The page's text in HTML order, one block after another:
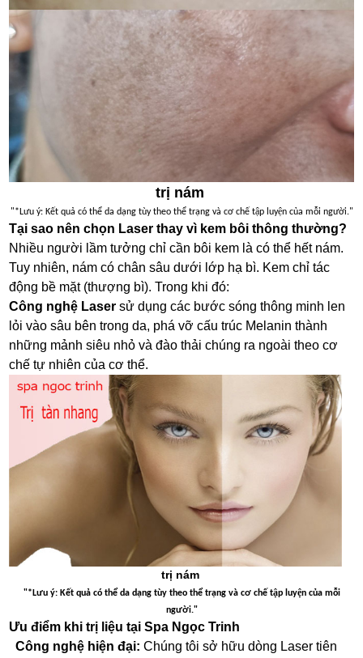
trị nám
"*Lưu ý: Kết quả có thể da dạng tùy theo thể trạng và cơ chế tập luyện của mỗi người."
Tại sao nên chọn Laser thay vì kem bôi thông thường?
Nhiều người lầm tưởng chỉ cần bôi kem là có thể hết nám.
Tuy nhiên, nám có chân sâu dưới lớp hạ bì. Kem chỉ tác
động bề mặt (thượng bì). Trong khi đó:
Công nghệ Laser sử dụng các bước sóng thông minh len
lỏi vào sâu bên trong da, phá vỡ cấu trúc Melanin thành
những mảnh siêu nhỏ và đào thải chúng ra ngoài theo cơ
chế tự nhiên của cơ thể.
trị nám
"*Lưu ý: Kết quả có thể da dạng tùy theo thể trạng và cơ chế tập luyện của mỗi
người."
Ưu điểm khi trị liệu tại Spa Ngọc Trinh
Công nghệ hiện đại: Chúng tôi sở hữu dòng Laser tiên